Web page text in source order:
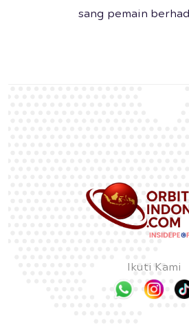
sang pemain
Ikuti Kami